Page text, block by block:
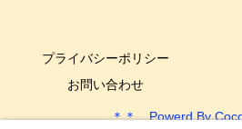
プライバシーポリシー
お問い合わせ
＊＊ Powerd By